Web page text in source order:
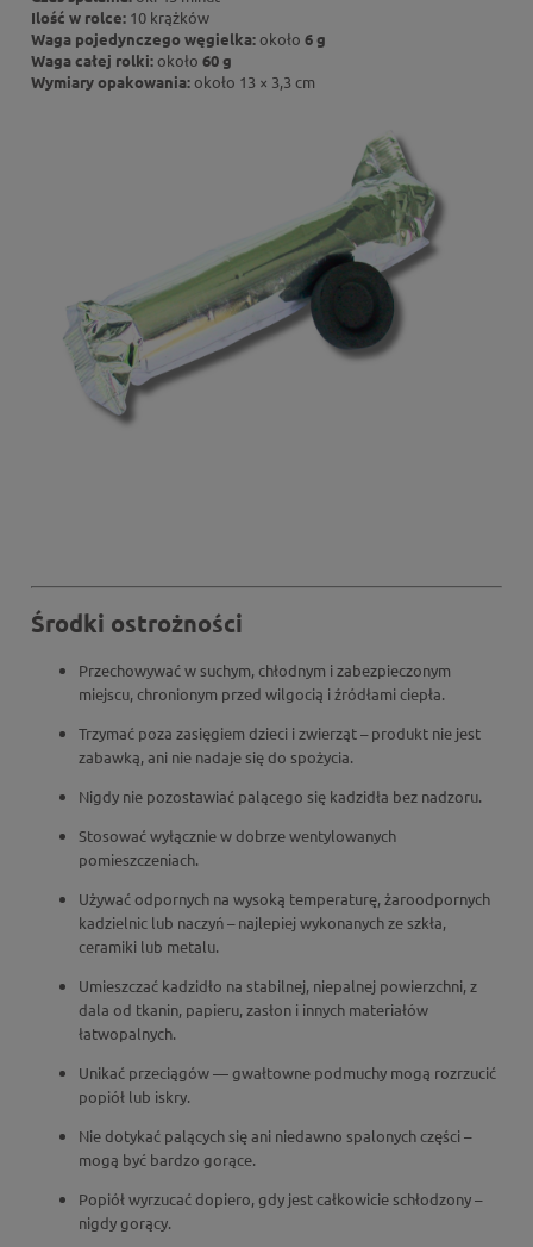
Ilość w rolce: 10 krążków
Waga pojedynczego węgielka:około 6 g
Waga całej rolki:około 60 g
Wymiary opakowania:około 13 × 3,3 cm
Środki ostrożności
Przechowywać w suchym, chłodnym i zabezpieczonym
miejscu, chronionym przed wilgocią i źródłami ciepła.
Trzymać poza zasięgiem dzieci i zwierząt – produkt nie jest
zabawką, ani nie nadaje się do spożycia.
Nigdy nie pozostawiać palącego się kadzidła bez nadzoru.
Stosować wyłącznie w dobrze wentylowanych
pomieszczeniach.
Używać odpornych na wysoką temperaturę,żaroodpornych
kadzielnic lub naczyń– najlepiej wykonanych ze szkła,
ceramiki lub metalu.
Umieszczać kadzidło na stabilnej, niepalnej powierzchni, z
dala od tkanin, papieru, zasłon i innych materiałów
łatwopalnych.
Unikać przeciągów — gwałtowne podmuchy mogą rozrzucić
popiół lub iskry.
Nie dotykać palących się ani niedawno spalonych części –
mogą być bardzo gorące.
Popiół wyrzucać dopiero, gdy jest całkowicie schłodzony –
nigdy gorący.